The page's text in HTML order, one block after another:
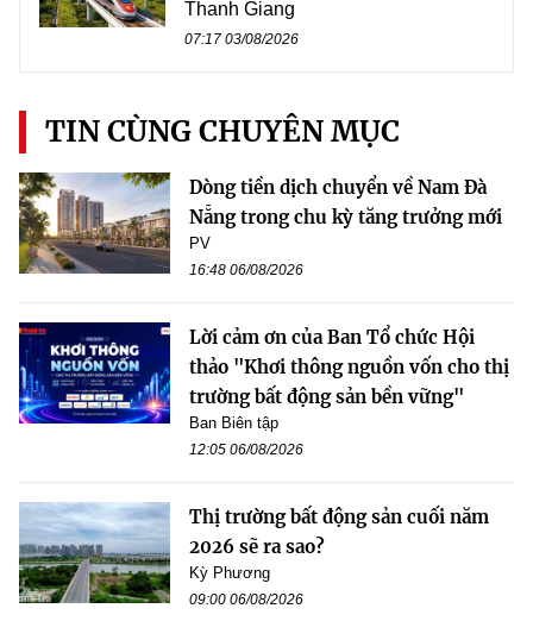
Thanh Giang
07:17 03/08/2026
TIN CÙNG CHUYÊN MỤC
Dòng tiền dịch chuyển về Nam Đà
Nẵng trong chu kỳ tăng trưởng mới
PV
16:48 06/08/2026
Lời cảm ơn của Ban Tổ chức Hội
thảo "Khơi thông nguồn vốn cho thị
trường bất động sản bền vững"
Ban Biên tập
12:05 06/08/2026
Thị trường bất động sản cuối năm
2026 sẽ ra sao?
Kỳ Phương
09:00 06/08/2026